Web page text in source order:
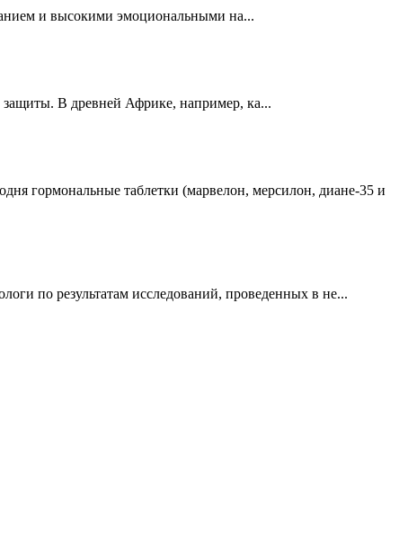
и высокими эмоциональными на...
защиты. В древней Африке, например, ка...
гормональные таблетки (марвелон, мерсилон, диане-35 и
по результатам исследований, проведенных в не...